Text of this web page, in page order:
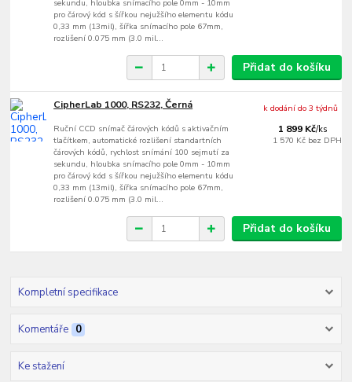
sekundu, hloubka snímacího pole 0mm - 10mm
pro čárový kód s šířkou nejužšího elementu kódu
0,33 mm (13mil), šířka snímacího pole 67mm,
rozlišení 0.075 mm (3.0 mil...
Přidat do košíku
CipherLab 1000, RS232, Černá
Ruční CCD snímač čárových kódů s aktivačním
tlačítkem, automatické rozlišení standartních
čárových kódů, rychlost snímání 100 sejmutí za
sekundu, hloubka snímacího pole 0mm - 10mm
pro čárový kód s šířkou nejužšího elementu kódu
0,33 mm (13mil), šířka snímacího pole 67mm,
rozlišení 0.075 mm (3.0 mil...
1 899 Kč/ks
1 570 Kč bez DPH
k dodání do 3 týdnů
Přidat do košíku
Kompletní specifikace
Komentáře 0
Ke stažení